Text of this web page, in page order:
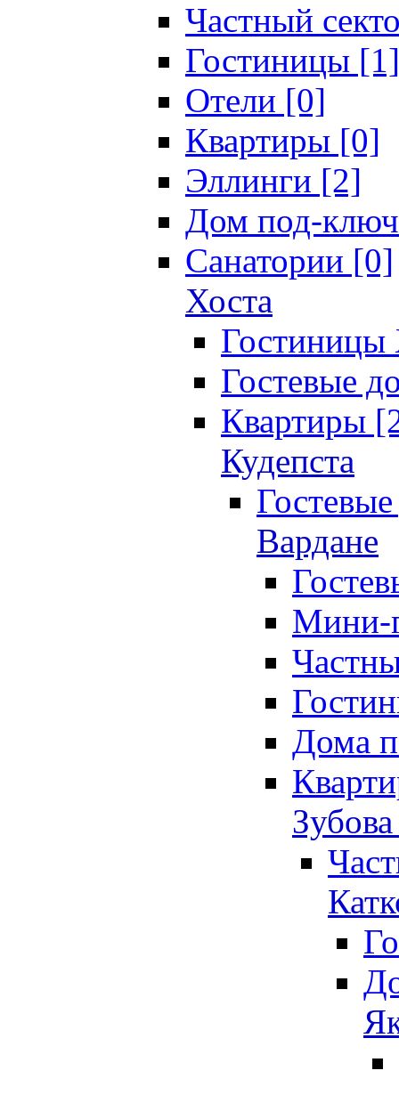
Частный
Гостиницы [1]
Отели [0]
Квартиры [0]
Эллинги [2]
Дом под-
Санатории [0]
Хоста
Гостевые
Квартиры
Кудепста
Вардане
Мини-
Дома